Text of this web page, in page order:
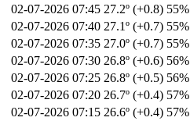
02-07-2026 07:45 27.2º (+0.8) 55%
02-07-2026 07:40 27.1º (+0.7) 55%
02-07-2026 07:35 27.0º (+0.7) 55%
02-07-2026 07:30 26.8º (+0.6) 56%
02-07-2026 07:25 26.8º (+0.5) 56%
02-07-2026 07:20 26.7º (+0.4) 57%
02-07-2026 07:15 26.6º (+0.4) 57%